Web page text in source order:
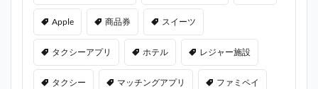
Apple 商品券 スイーツ
タクシーアプリ ホテル レジャー施設
タクシー マッチングアプリ ファミペイ